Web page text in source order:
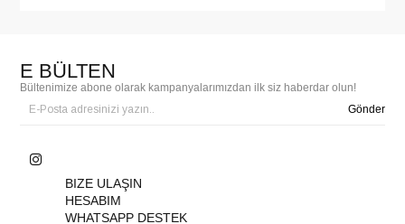
E BÜLTEN
Bültenimize abone olarak kampanyalarımızdan ilk siz haberdar olun!
Gönder
BIZE ULAŞIN
HESABIM
WHATSAPP DESTEK